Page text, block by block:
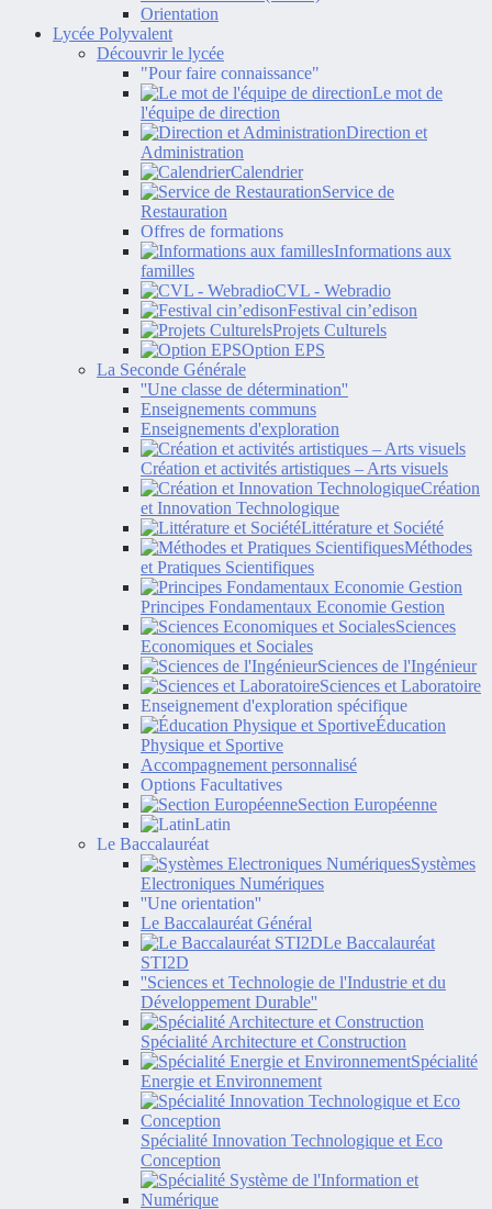
Orientation
Lycée Polyvalent
Découvrir le lycée
"Pour faire connaissance"
Le mot de
l'équipe de direction
Direction et
Administration
Calendrier
Service de
Restauration
Offres de formations
Informations aux
familles
CVL - Webradio
Festival cin’edison
Projets Culturels
Option EPS
La Seconde Générale
''Une classe de détermination''
Enseignements communs
Enseignements d'exploration
Création et activités artistiques – Arts visuels
Création
et Innovation Technologique
Littérature et Société
Méthodes
et Pratiques Scientifiques
Principes Fondamentaux Economie Gestion
Sciences
Economiques et Sociales
Sciences de l'Ingénieur
Sciences et Laboratoire
Enseignement d'exploration spécifique
Éducation
Physique et Sportive
Accompagnement personnalisé
Options Facultatives
Section Européenne
Latin
Le Baccalauréat
Systèmes
Electroniques Numériques
''Une orientation''
Le Baccalauréat Général
Le Baccalauréat
STI2D
''Sciences et Technologie de l'Industrie et du
Développement Durable''
Spécialité Architecture et Construction
Spécialité
Energie et Environnement
Spécialité Innovation Technologique et Eco
Conception